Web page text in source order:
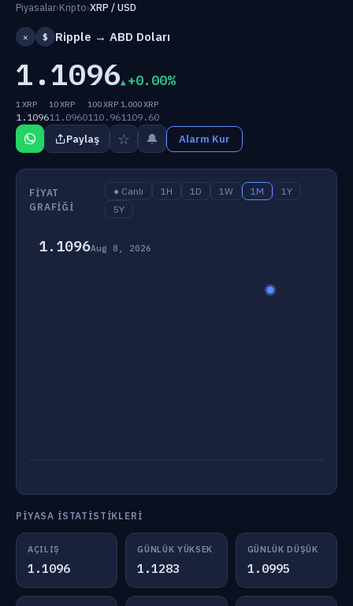
Piyasalar›Kripto›XRP / USD
✕ $ Ripple → ABD Doları
1.1096 +0.00%
1 XRP
1.1096
10 XRP
11.0960
100 XRP
110.96
1,000 XRP
1109.60
Paylaş ☆ 🔔 Alarm Kur
FIYAT
GRAFIĞI
● Canlı 1H 1D 1W 1M
1Y
5Y
1.1096Aug 8, 2026
PIYASA İSTATISTIKLERI
AÇILIŞ
1.1096
GÜNLÜK YÜKSEK
1.1283
GÜNLÜK DÜŞÜK
1.0995